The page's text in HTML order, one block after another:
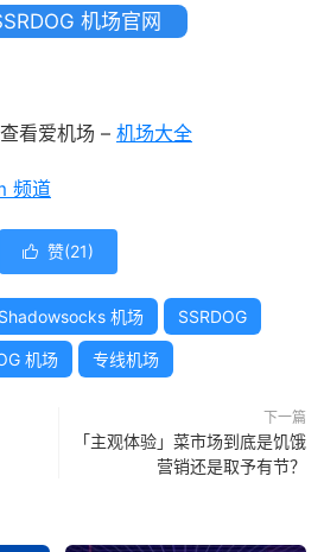
机场官网
看爱机场 – 机场大全
频道
 赞(21)
Shadowsocks 机场 SSRDOG
机场 专线机场
下一篇
「主观体验」菜市场到底是饥饿
营销还是取予有节？